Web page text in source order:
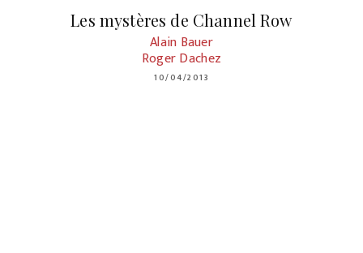
Les mystères de Channel Row
Alain Bauer
Roger Dachez
10/04/2013